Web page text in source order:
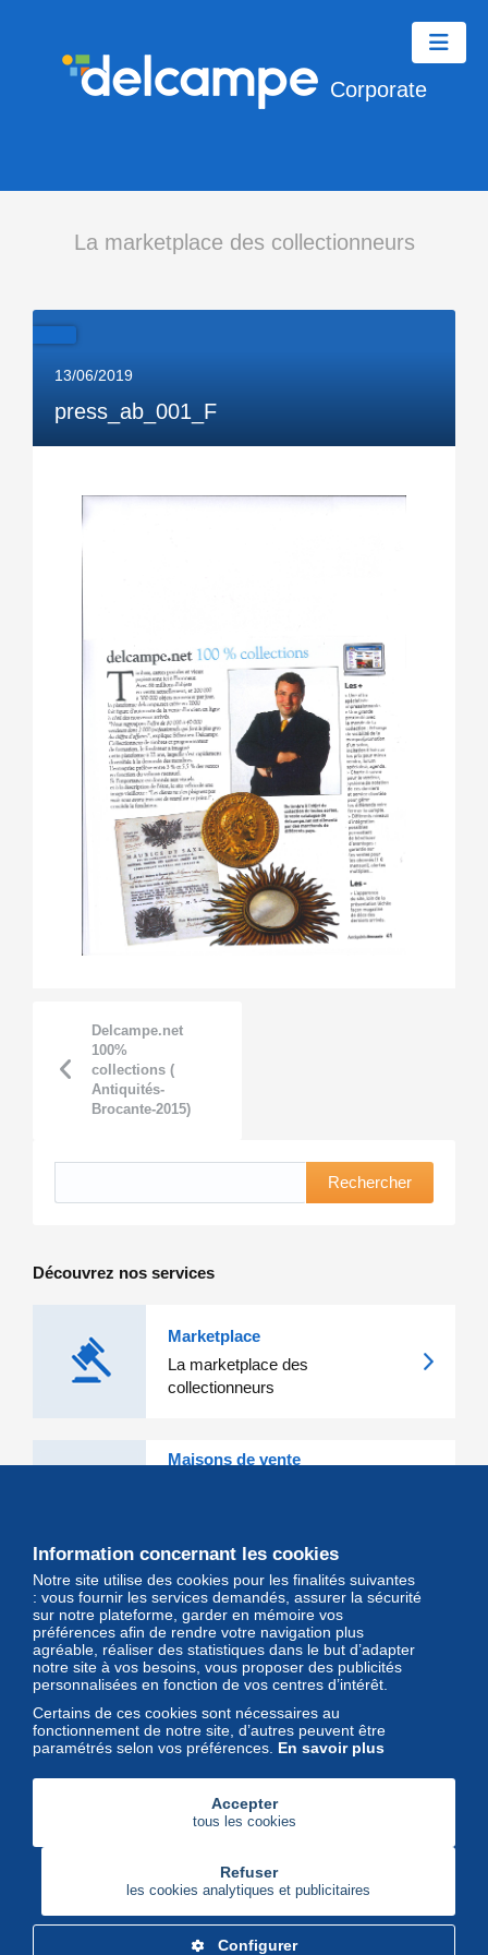
Corporate
La marketplace des collectionneurs
13/06/2019
press_ab_001_F
Delcampe.net
100%
collections (
Antiquités-
Brocante-2015)
Rechercher
Découvrez nos services
Marketplace
La marketplace des
collectionneurs
Maisons de vente
Magazine
Un regard unique et décalé sur
l'univers des timbres et leurs
collectionneurs
Delcampe Corporate
Information concernant les cookies
Notre site utilise des cookies pour les finalités suivantes
: vous fournir les services demandés, assurer la sécurité
sur notre plateforme, garder en mémoire vos
préférences afin de rendre votre navigation plus
agréable, réaliser des statistiques dans le but d’adapter
notre site à vos besoins, vous proposer des publicités
personnalisées en fonction de vos centres d’intérêt.
Certains de ces cookies sont nécessaires au
fonctionnement de notre site, d’autres peuvent être
paramétrés selon vos préférences. En savoir plus
Accepter
tous les cookies
Refuser
les cookies analytiques et publicitaires
Configurer